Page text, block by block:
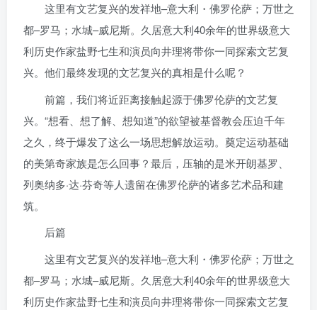
这里有文艺复兴的发祥地–意大利・佛罗伦萨；万世之
都–罗马；水城–威尼斯。久居意大利40余年的世界级意大
利历史作家盐野七生和演员向井理将带你一同探索文艺复
兴。他们最终发现的文艺复兴的真相是什么呢？
前篇，我们将近距离接触起源于佛罗伦萨的文艺复
兴。“想看、想了解、想知道”的欲望被基督教会压迫千年
之久，终于爆发了这么一场思想解放运动。奠定运动基础
的美第奇家族是怎么回事？最后，压轴的是米开朗基罗、
列奥纳多·达·芬奇等人遗留在佛罗伦萨的诸多艺术品和建
筑。
后篇
这里有文艺复兴的发祥地–意大利・佛罗伦萨；万世之
都–罗马；水城–威尼斯。久居意大利40余年的世界级意大
利历史作家盐野七生和演员向井理将带你一同探索文艺复